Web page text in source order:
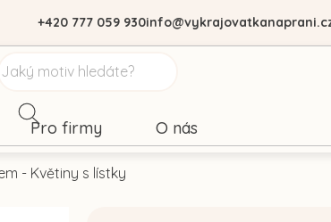
+420 777 059 930
Pro firmy O nás
- Květiny s lístky